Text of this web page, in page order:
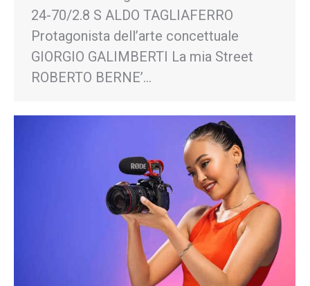
24-70/2.8 S ALDO TAGLIAFERRO
Protagonista dell’arte concettuale
GIORGIO GALIMBERTI La mia Street
ROBERTO BERNE’…